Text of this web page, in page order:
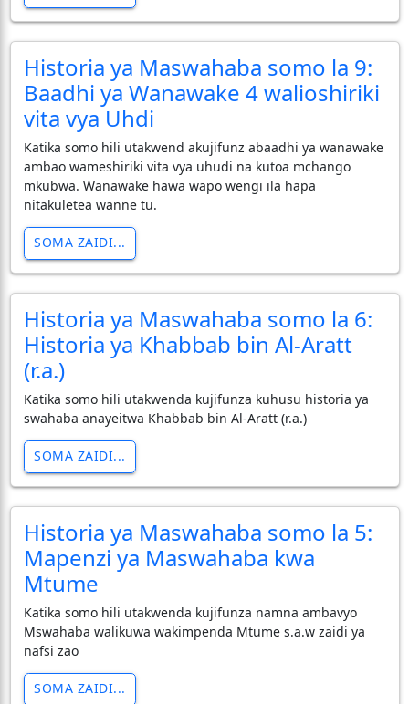
Historia ya Maswahaba somo la 9:
Baadhi ya Wanawake 4 walioshiriki
vita vya Uhdi
Katika somo hili utakwend akujifunz abaadhi ya wanawake
ambao wameshiriki vita vya uhudi na kutoa mchango
mkubwa. Wanawake hawa wapo wengi ila hapa
nitakuletea wanne tu.
SOMA ZAIDI...
Historia ya Maswahaba somo la 6:
Historia ya Khabbab bin Al-Aratt
(r.a.)
Katika somo hili utakwenda kujifunza kuhusu historia ya
swahaba anayeitwa Khabbab bin Al-Aratt (r.a.)
SOMA ZAIDI...
Historia ya Maswahaba somo la 5:
Mapenzi ya Maswahaba kwa
Mtume
Katika somo hili utakwenda kujifunza namna ambavyo
Mswahaba walikuwa wakimpenda Mtume s.a.w zaidi ya
nafsi zao
SOMA ZAIDI...